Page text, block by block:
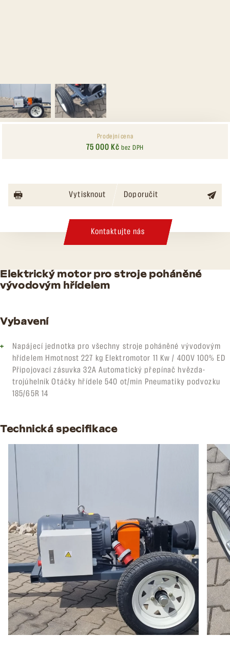
Prodejní cena
75 000 Kčbez DPH
Vytisknout Doporučit
Kontaktujte nás
Elektrický motor pro stroje poháněné
vývodovým hřídelem
Vybavení
Napájecí jednotka pro všechny stroje poháněné vývodovým
hřídelem Hmotnost 227 kg Elektromotor 11 Kw / 400V 100% ED
Připojovací zásuvka 32A Automatický přepínač hvězda-
trojúhelník Otáčky hřídele 540 ot/min Pneumatiky podvozku
185/65R 14
Technická specifikace